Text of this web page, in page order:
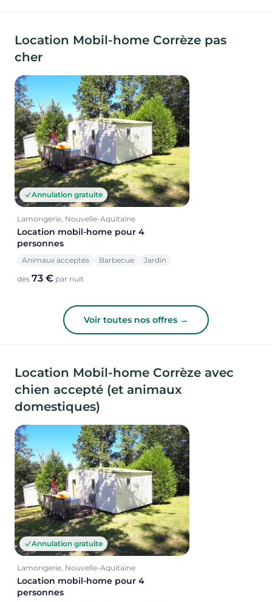
Location Mobil-home Corrèze pas
cher
Annulation gratuite
Lamongerie, Nouvelle-Aquitaine
Location mobil-home pour 4
personnes
Animaux acceptés Barbecue Jardin
dès 73 € par nuit
Voir toutes nos offres →
Location Mobil-home Corrèze avec
chien accepté (et animaux
domestiques)
Annulation gratuite
Lamongerie, Nouvelle-Aquitaine
Location mobil-home pour 4
personnes